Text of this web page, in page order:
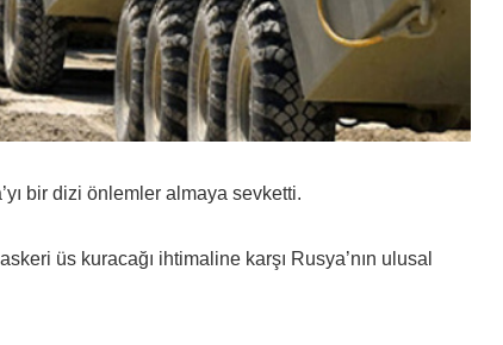
bir dizi önlemler almaya sevketti.
üs kuracağı ihtimaline karşı Rusya’nın ulusal